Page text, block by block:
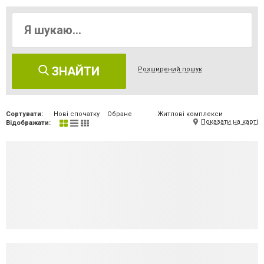
ЗНАЙТИ Розширений пошук
Сортувати: Нові спочатку Обране
Житлові комплекси
Відображати:
Показати на карті